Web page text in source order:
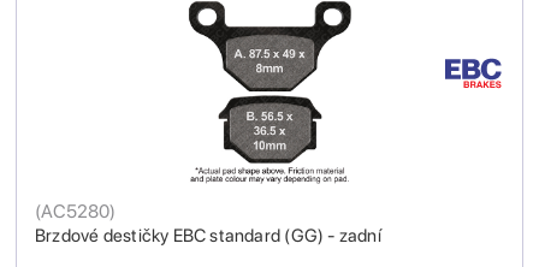
Brzdové destičky EBC standard (GG) - zadní
(AC5280)